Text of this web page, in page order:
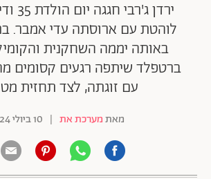
ירדן
לוהטת עם ארוסתה עדי אמבר.
באותה יממה השחקנית
ברטפלד שיתפה רגעים קסומים
עם זוגתה, לצד תחזית
מאתמערכת את | 10 ביולי 2024